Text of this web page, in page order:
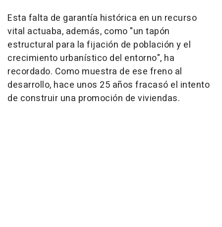
Esta falta de garantía histórica en un recurso
vital actuaba, además, como "un tapón
estructural para la fijación de población y el
crecimiento urbanístico del entorno", ha
recordado. Como muestra de ese freno al
desarrollo, hace unos 25 años fracasó el intento
de construir una promoción de viviendas.